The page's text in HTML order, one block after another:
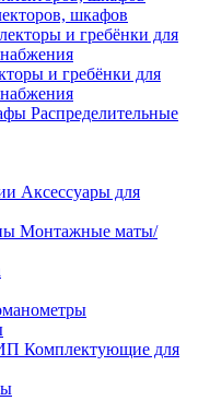
шкафов
и гребёнки для
Распределительные
Аксессуары для
Монтажные маты/
Комплектующие для